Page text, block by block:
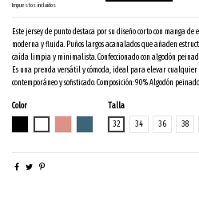
Impuestos incluidos
Este jersey de punto destaca por su diseño corto con manga
moderna y fluida. Puños largos acanalados que añaden
caída limpia y minimalista. Confeccionado con algodón
Es una prenda versátil y cómoda, ideal para elevar
contemporáneo y sofisticado. Composición: 90% Algodón
Color
Talla
32
34 36 38